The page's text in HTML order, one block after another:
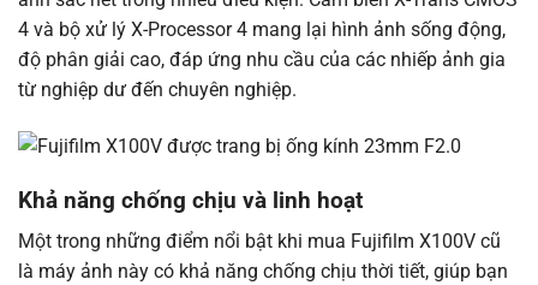
4 và bộ xử lý X-Processor 4 mang lại hình ảnh sống động,
độ phân giải cao, đáp ứng nhu cầu của các nhiếp ảnh gia
từ nghiệp dư đến chuyên nghiệp.
Khả năng chống chịu và linh hoạt
Một trong những điểm nổi bật khi mua Fujifilm X100V cũ
là máy ảnh này có khả năng chống chịu thời tiết, giúp bạn